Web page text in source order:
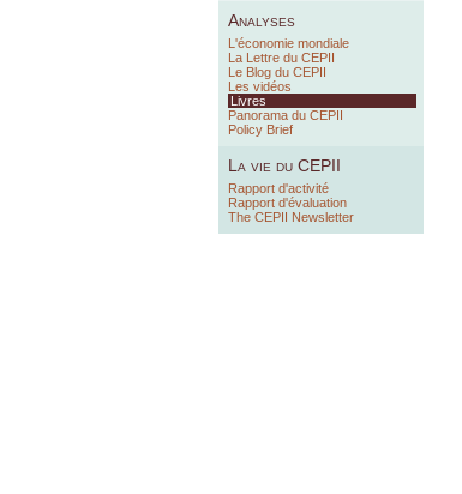
Analyses
L'économie mondiale
La Lettre du CEPII
Le Blog du CEPII
Les vidéos
Livres
Panorama du CEPII
Policy Brief
La vie du CEPII
Rapport d'activité
Rapport d'évaluation
The CEPII Newsletter